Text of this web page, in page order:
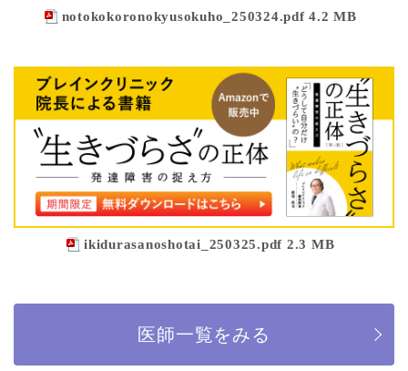
notokokoronokyusokuho_250324.pdf 4.2 MB
ikidurasanoshotai_250325.pdf 2.3 MB
医師一覧をみる